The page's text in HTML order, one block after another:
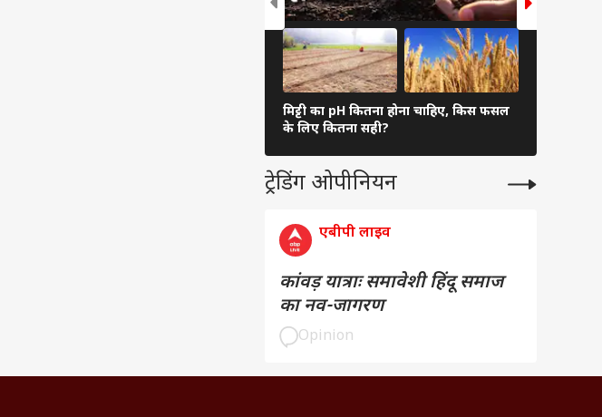
मिट्टी का pH कितना होना चाहिए, किस फसल
के लिए कितना सही?
ट्रेडिंग ओपीनियन
एबीपी लाइव
कांवड़ यात्राः समावेशी हिंदू समाज
का नव-जागरण
Opinion